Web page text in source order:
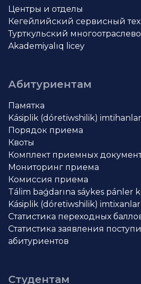
Центры и отделы
Кегейлийский сервисный
Турткульский
Akademiyalıq licey
Абитуриентам
Памятка
Kásiplik (dóretiwshilik)
Порядок приема
Квоты
Комплект приемных
Мониторинг приема
Комиссия приема
Tálim baǵdarına sáykes pánler
Kásiplik (dóretiwshilik)
Статистика переходных
Статистика заявления
абитуриентов
Студентам